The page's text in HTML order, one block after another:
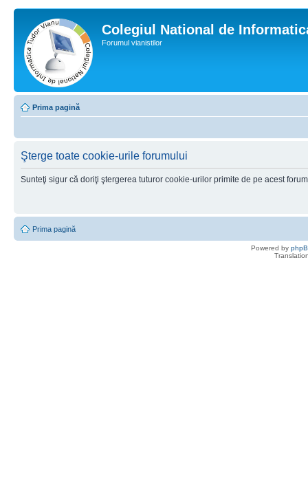
Colegiul National de
Forumul vianistilor
Prima pagină
Şterge toate cookie-urile forumului
Sunteţi sigur că doriţi ştergerea tuturor cookie-urilor primite de pe acest
Prima pagină
Powered by